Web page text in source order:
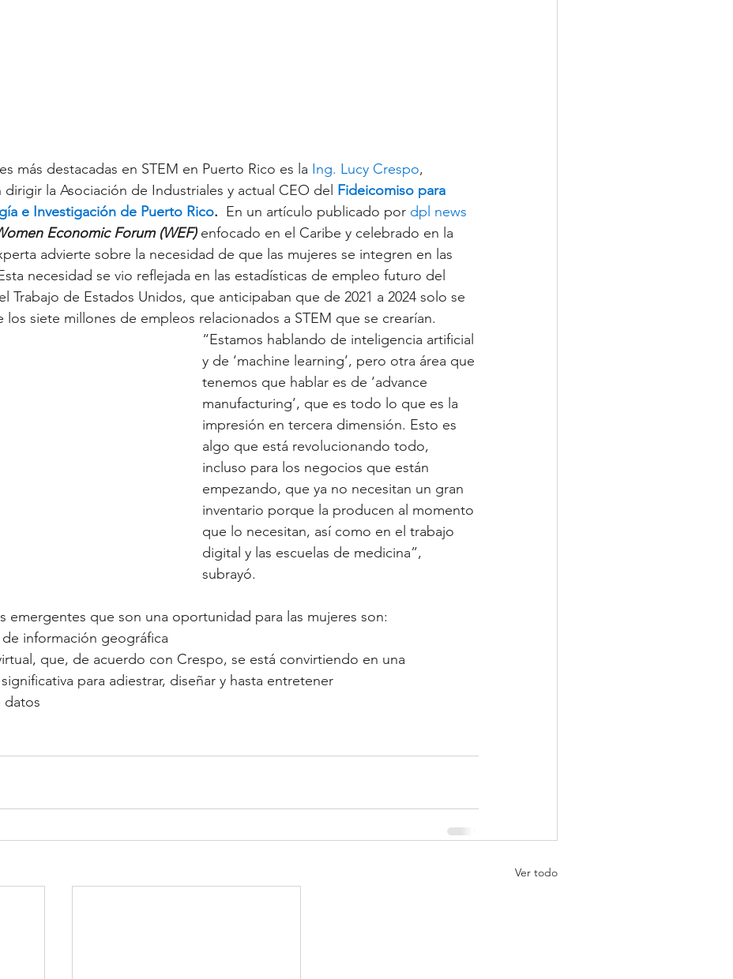
más destacadas en STEM en Puerto Rico es la Ing. Lucy Crespo,
la Asociación de Industriales y actual CEO del Fideicomiso para
e Investigación de Puerto Rico.
  En un artículo publicado por
dpl news
Economic Forum (WEF) enfocado en el Caribe y celebrado en la
advierte sobre la necesidad de que las mujeres se integren en las
necesidad se vio reflejada en las estadísticas de empleo futuro del
Trabajo de Estados Unidos, que anticipaban que de 2021 a 2024 solo se
los siete millones de empleos relacionados a STEM que se crearían.
“Estamos hablando de inteligencia artificial
y de ‘machine learning’, pero otra área que
tenemos que hablar es de ‘advance
manufacturing’, que es todo lo que es la
impresión en tercera dimensión. Esto es
algo que está revolucionando todo,
incluso para los negocios que están
empezando, que ya no necesitan un gran
inventario porque la producen al momento
que lo necesitan, así como en el trabajo
digital y las escuelas de medicina”,
subrayó.
emergentes que son una oportunidad para las mujeres son:
de información geográfica
para adiestrar, diseñar y hasta entretener
datos
Ver todo